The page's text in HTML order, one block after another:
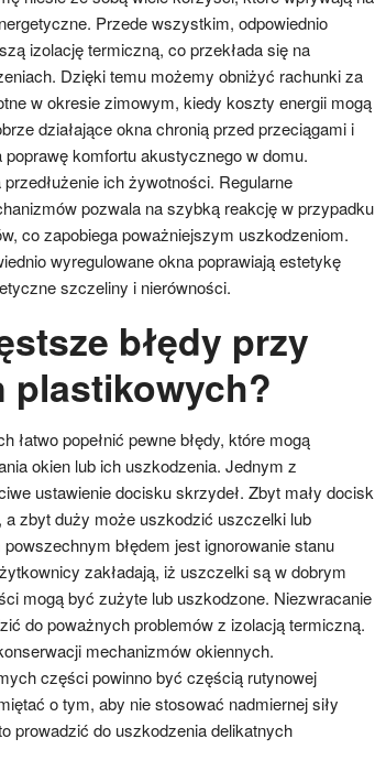
Przede wszystkim, odpowiednio
izolację termiczną, co przekłada się na
Dzięki temu możemy obniżyć rachunki za
w okresie zimowym, kiedy koszty energii mogą
działające okna chronią przed przeciągami i
komfortu akustycznego w domu.
ich żywotności. Regularne
pozwala na szybką reakcję w przypadku
co zapobiega poważniejszym uszkodzeniom.
wyregulowane okna poprawiają estetykę
szczeliny i nierówności.
błędy przy
plastikowych?
łatwo popełnić pewne błędy, które mogą
okien lub ich uszkodzenia. Jednym z
ustawienie docisku skrzydeł. Zbyt mały docisk
zbyt duży może uszkodzić uszczelki lub
błędem jest ignorowanie stanu
zakładają, iż uszczelki są w dobrym
mogą być zużyte lub uszkodzone. Niezwracanie
do poważnych problemów z izolacją termiczną.
mechanizmów okiennych.
części powinno być częścią rutynowej
o tym, aby nie stosować nadmiernej siły
prowadzić do uszkodzenia delikatnych